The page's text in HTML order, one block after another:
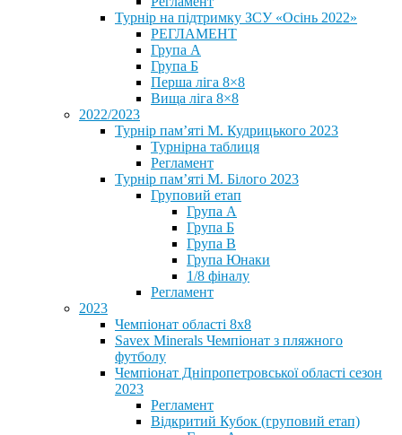
Турнір на підтримку ЗСУ «Осінь 2022»
РЕГЛАМЕНТ
Група А
Група Б
Перша ліга 8×8
Вища ліга 8×8
2022/2023
Турнір пам’яті М. Кудрицького 2023
Турнірна таблиця
Регламент
Турнір пам’яті М. Білого 2023
Груповий етап
Група А
Група Б
Група В
Група Юнаки
1/8 фіналу
Регламент
2023
Чемпіонат області 8х8
Savex Minerals Чемпіонат з пляжного
футболу
Чемпіонат Дніпропетровської області сезон
2023
Регламент
Відкритий Кубок (груповий етап)